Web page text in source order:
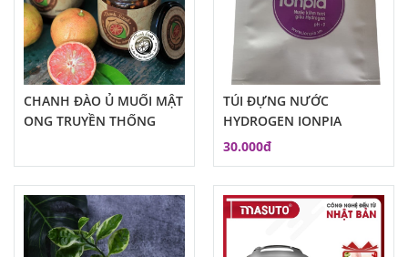
CHANH ĐÀO Ủ MUỐI MẬT
ONG TRUYỀN THỐNG
TÚI ĐỰNG NƯỚC
HYDROGEN IONPIA
30.000đ